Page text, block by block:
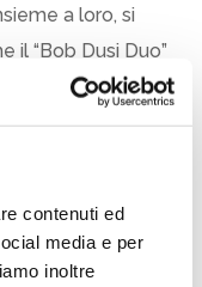
contenuti ed
media e per
inoltre
a loro, si
il “Bob Dusi Duo”
per la
lungo la
infatti, a dare
per la serata